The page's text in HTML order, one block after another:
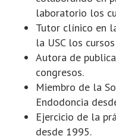
laboratorio los
Tutor clínico en
la USC los
Autora de
congresos.
Miembro de la
Endodoncia
Ejercicio de la
desde 1995.